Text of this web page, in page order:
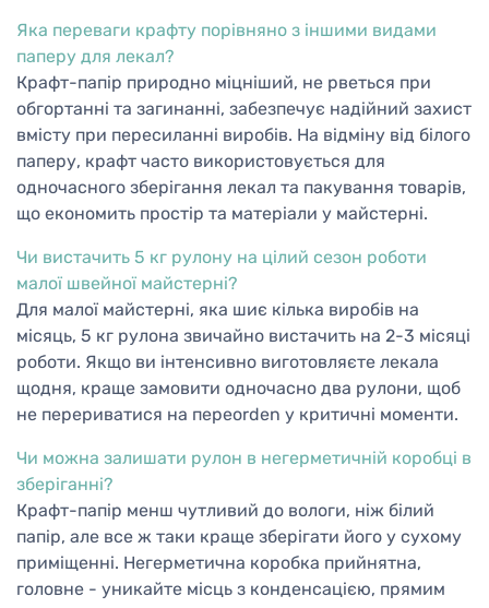
Яка переваги крафту порівняно з іншими видами
паперу для лекал?
Крафт-папір природно міцніший, не рветься при
обгортанні та загинанні, забезпечує надійний захист
вмісту при пересиланні виробів. На відміну від білого
паперу, крафт часто використовується для
одночасного зберігання лекал та пакування товарів,
що економить простір та матеріали у майстерні.
Чи вистачить 5 кг рулону на цілий сезон роботи
малої швейної майстерні?
Для малої майстерні, яка шиє кілька виробів на
місяць, 5 кг рулона звичайно вистачить на 2-3 місяці
роботи. Якщо ви інтенсивно виготовляєте лекала
щодня, краще замовити одночасно два рулони, щоб
не перериватися на переorden у критичні моменти.
Чи можна залишати рулон в негерметичній коробці в
зберіганні?
Крафт-папір менш чутливий до вологи, ніж білий
папір, але все ж таки краще зберігати його у сухому
приміщенні. Негерметична коробка прийнятна,
головне - уникайте місць з конденсацією, прямим